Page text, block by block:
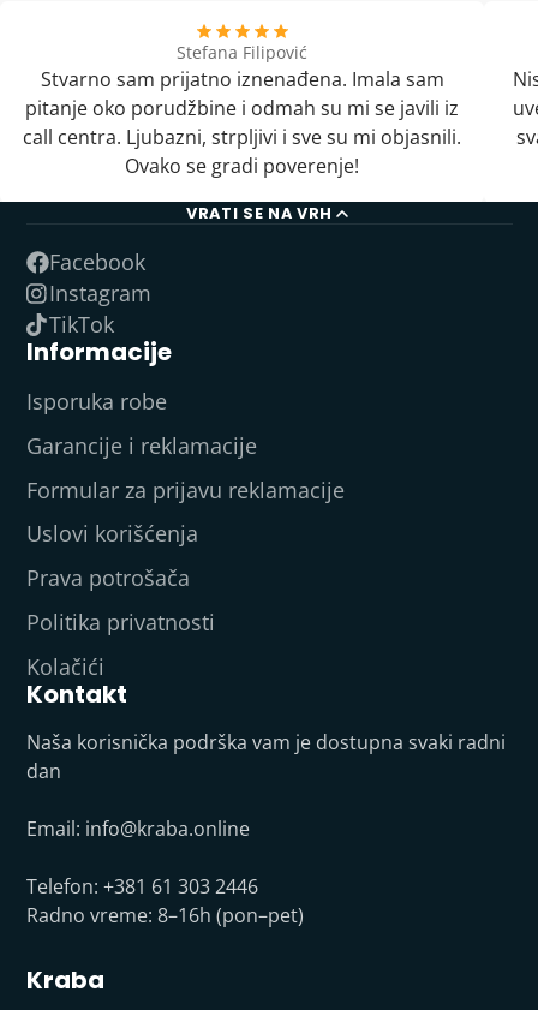
Stefana Filipović
Stvarno sam prijatno iznenađena. Imala sam
pitanje oko porudžbine i odmah su mi se javili iz
call centra. Ljubazni, strpljivi i sve su mi objasnili.
Ovako se gradi poverenje!
VRATI SE NA VRH
Facebook
Instagram
TikTok
Informacije
Isporuka robe
Garancije i reklamacije
Formular za prijavu reklamacije
Uslovi korišćenja
Prava potrošača
Politika privatnosti
Kolačići
Kontakt
Naša korisnička podrška vam je dostupna svaki radni
dan
Email: info@kraba.online
Telefon: +381 61 303 2446
Radno vreme: 8–16h (pon–pet)
Kraba